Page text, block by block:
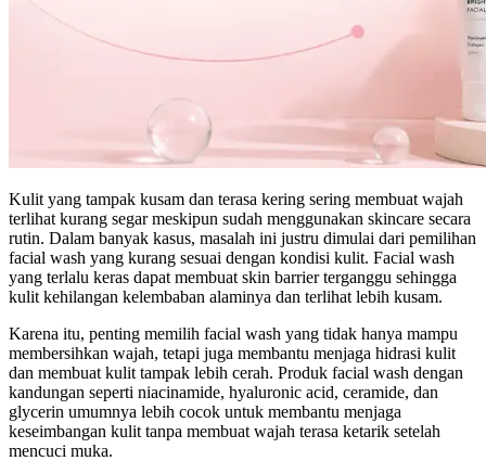
Kulit yang tampak kusam dan terasa kering sering membuat wajah
terlihat kurang segar meskipun sudah menggunakan skincare secara
rutin. Dalam banyak kasus, masalah ini justru dimulai dari pemilihan
facial wash yang kurang sesuai dengan kondisi kulit. Facial wash
yang terlalu keras dapat membuat skin barrier terganggu sehingga
kulit kehilangan kelembaban alaminya dan terlihat lebih kusam.
Karena itu, penting memilih facial wash yang tidak hanya mampu
membersihkan wajah, tetapi juga membantu menjaga hidrasi kulit
dan membuat kulit tampak lebih cerah. Produk facial wash dengan
kandungan seperti niacinamide, hyaluronic acid, ceramide, dan
glycerin umumnya lebih cocok untuk membantu menjaga
keseimbangan kulit tanpa membuat wajah terasa ketarik setelah
mencuci muka.